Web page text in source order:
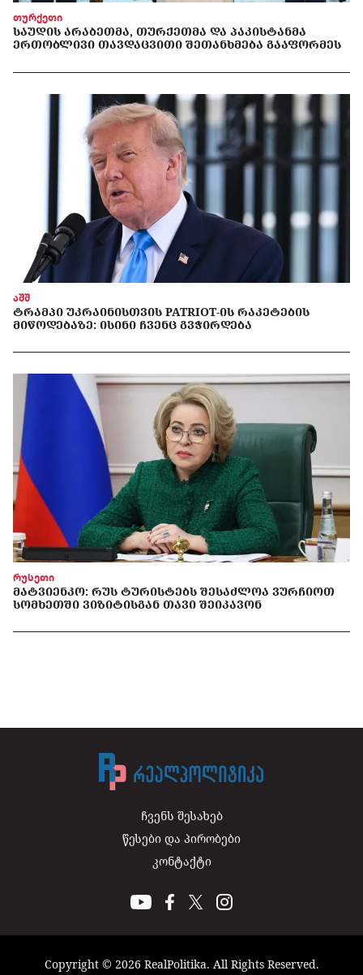
თურქეთი
ᲡᲐᲣᲓᲘᲡ ᲐᲠᲐᲑᲔᲗᲛᲐ, ᲗᲣᲠᲥᲔᲗᲛᲐ ᲓᲐ ᲞᲐᲙᲘᲡᲢᲐᲜᲛᲐ
ᲔᲠᲗᲝᲑᲚᲘᲕᲘ ᲗᲐᲕᲓᲐᲪᲕᲘᲗᲘ ᲨᲔᲗᲐᲜᲮᲛᲔᲑᲐ ᲒᲐᲐᲤᲝᲠᲛᲔᲡ
აშშ
ᲢᲠᲐᲛᲞᲘ ᲣᲙᲠᲐᲘᲜᲘᲡᲗᲕᲘᲡ PATRIOT-ᲘᲡ ᲠᲐᲙᲔᲢᲔᲑᲘᲡ
ᲛᲘᲬᲝᲓᲔᲑᲐᲖᲔ: ᲘᲡᲘᲜᲘ ᲩᲕᲔᲜᲪ ᲒᲕᲭᲘᲠᲓᲔᲑᲐ
რუსეთი
ᲛᲐᲢᲕᲘᲔᲜᲙᲝ: ᲠᲣᲡ ᲢᲣᲠᲘᲡᲢᲔᲑᲡ ᲨᲔᲡᲐᲫᲚᲝᲐ ᲕᲣᲠᲩᲘᲝᲗ
ᲡᲝᲛᲮᲔᲗᲨᲘ ᲕᲘᲖᲘᲢᲘᲡᲒᲐᲜ ᲗᲐᲕᲘ ᲨᲔᲘᲙᲐᲕᲝᲜ
ჩვენს შესახებ
წესები და პირობები
კონტაქტი
Copyright © 2026 RealPolitika. All Rights Reserved.